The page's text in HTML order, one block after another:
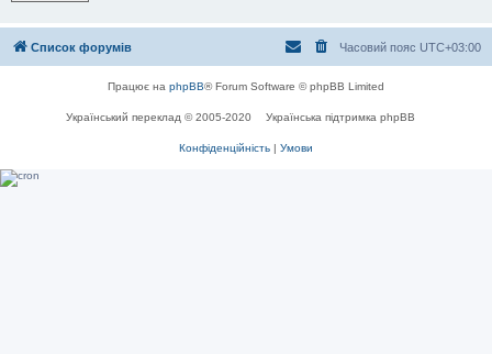
Список форумів Часовий пояс UTC+03:00
Працює на phpBB® Forum Software © phpBB Limited
Український переклад © 2005-2020 Українська підтримка phpBB
Конфіденційність | Умови